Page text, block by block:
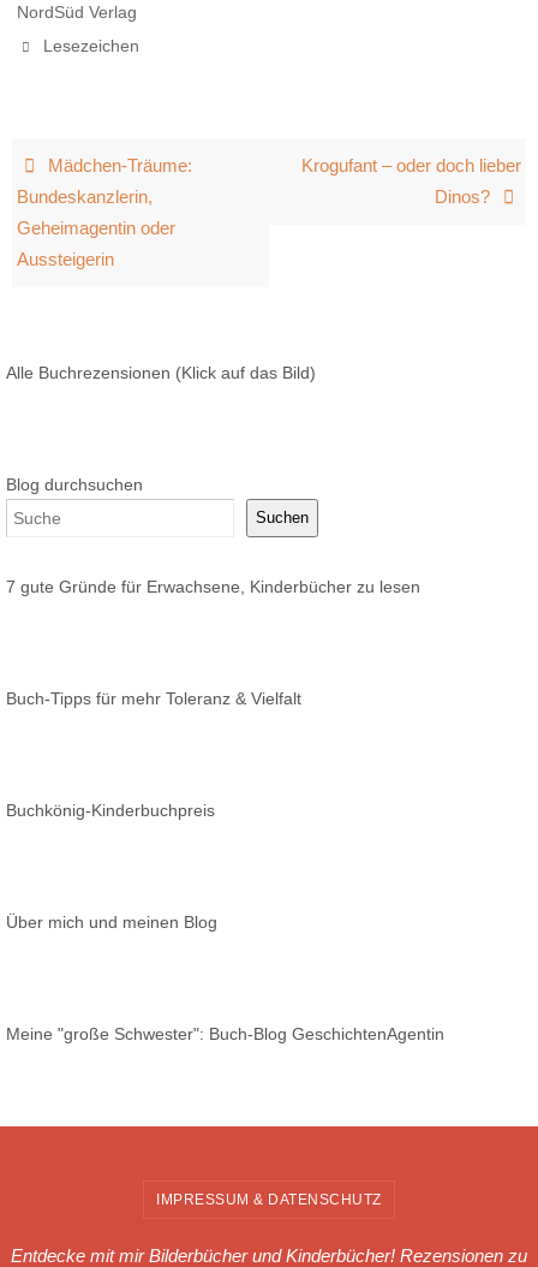
NordSüd Verlag
Lesezeichen
Mädchen-Träume:
Bundeskanzlerin,
Geheimagentin oder
Aussteigerin
Krogufant – oder doch lieber
Dinos?
Alle Buchrezensionen (Klick auf das Bild)
Blog durchsuchen
Suchen
7 gute Gründe für Erwachsene, Kinderbücher zu lesen
Buch-Tipps für mehr Toleranz & Vielfalt
Buchkönig-Kinderbuchpreis
Über mich und meinen Blog
Meine "große Schwester": Buch-Blog GeschichtenAgentin
IMPRESSUM & DATENSCHUTZ
Entdecke mit mir Bilderbücher und Kinderbücher! Rezensionen zu